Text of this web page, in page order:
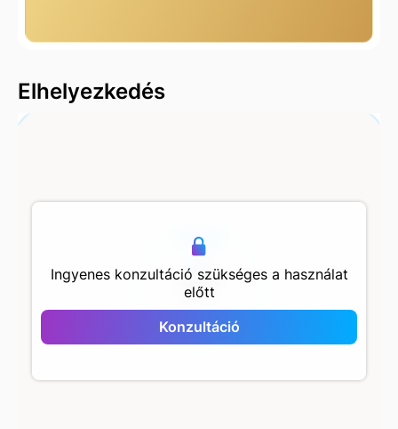
Elhelyezkedés
Ingyenes konzultáció szükséges a használat
előtt
Konzultáció
Yaylapark Kartal
500 m